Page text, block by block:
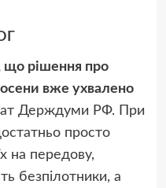
рішення про
вже ухвалено
Держдуми РФ. При
просто
на передову,
безпілотники, а